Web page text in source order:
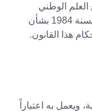
1941 بشأن رفع العلم الوطني
وأعلام الدول الأجنبية، والقانون رقم 144 لسنة 1984 بشأن
هذا القانون.
ويعمل به اعتباراً